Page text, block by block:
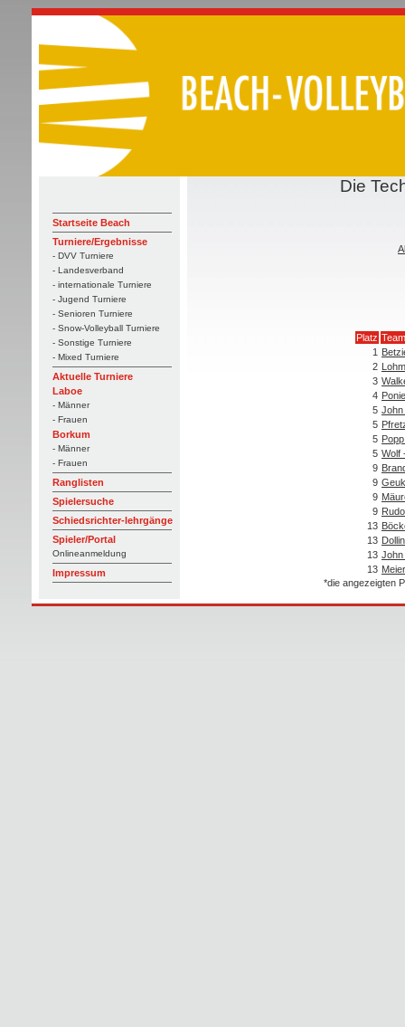
Startseite Beach
Turniere/Ergebnisse
- DVV Turniere
- Landesverband
- internationale Turniere
- Jugend Turniere
- Senioren Turniere
- Snow-Volleyball Turniere
- Sonstige Turniere
- Mixed Turniere
Aktuelle Turniere
Laboe
- Männer
- Frauen
Borkum
- Männer
- Frauen
Ranglisten
Spielersuche
Schiedsrichter-lehrgänge
Spieler/Portal
Onlineanmeldung
Impressum
Die
Platz Team
1
2
3
4
5 John
5
5
5 Wolf
9
9
9
9
13
13
13 John
13
*die angezeigten